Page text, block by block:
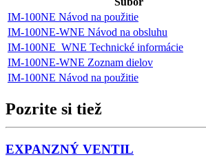
IM-100NE Návod na použitie
IM-100NE-WNE Návod na obsluhu
IM-100NE_WNE Technické informácie
IM-100NE-WNE Zoznam dielov
IM-100NE Návod na použitie
Pozrite si tiež
EXPANZNÝ VENTIL